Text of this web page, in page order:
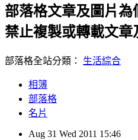
部落格文章及圖片為
禁止複製或轉載文
部落格全站分類： 生活綜合
相簿
部落格
名片
Aug 31 Wed 2011 15:46